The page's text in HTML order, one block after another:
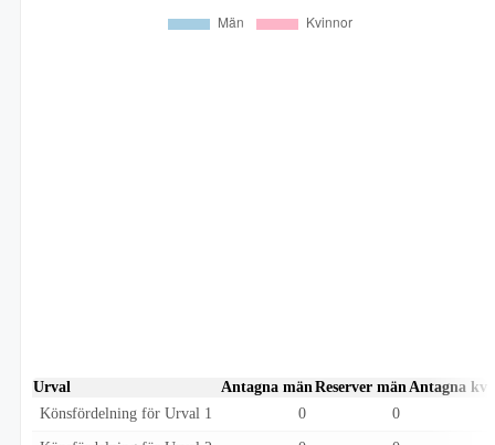
Urval Antagna mänReserver mänAntagna
Könsfördelning för Urval 1
0 0